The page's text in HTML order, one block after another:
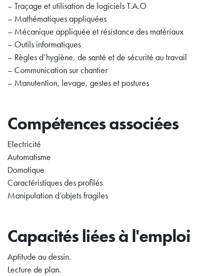
– Traçage et utilisation de logiciels T.A.O
– Mathématiques appliquées
– Mécanique appliquée et résistance des matériaux
– Outils informatiques
– Règles d’hygiène, de santé et de sécurité au travail
– Communication sur chantier
– Manutention, levage, gestes et postures
Compétences associées
Electricité
Automatisme
Domotique
Caractéristiques des profilés
Manipulation d’objets fragiles
Capacités liées à l'emploi
Aptitude au dessin.
Lecture de plan.